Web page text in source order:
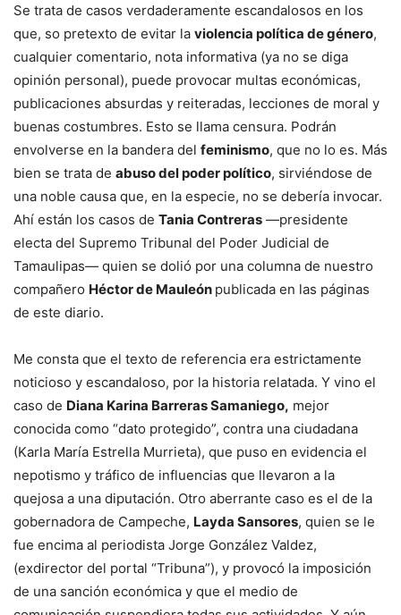
Se trata de casos verdaderamente escandalosos en los
que, so pretexto de evitar la violencia política de género,
cualquier comentario, nota informativa (ya no se diga
opinión personal), puede provocar multas económicas,
publicaciones absurdas y reiteradas, lecciones de moral y
buenas costumbres. Esto se llama censura. Podrán
envolverse en la bandera del feminismo, que no lo es. Más
bien se trata de abuso del poder político, sirviéndose de
una noble causa que, en la especie, no se debería invocar.
Ahí están los casos de Tania Contreras —presidente
electa del Supremo Tribunal del Poder Judicial de
Tamaulipas— quien se dolió por una columna de nuestro
compañero Héctor de Mauleón publicada en las páginas
de este diario.
Me consta que el texto de referencia era estrictamente
noticioso y escandaloso, por la historia relatada. Y vino el
caso de Diana Karina Barreras Samaniego, mejor
conocida como “dato protegido”, contra una ciudadana
(Karla María Estrella Murrieta), que puso en evidencia el
nepotismo y tráfico de influencias que llevaron a la
quejosa a una diputación. Otro aberrante caso es el de la
gobernadora de Campeche, Layda Sansores, quien se le
fue encima al periodista Jorge González Valdez,
(exdirector del portal “Tribuna”), y provocó la imposición
de una sanción económica y que el medio de